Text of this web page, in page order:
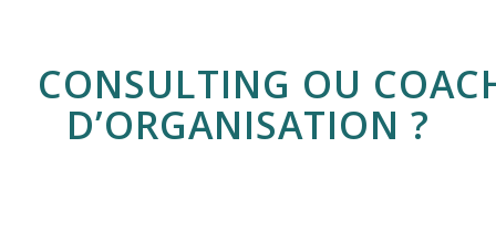
CONSULTING OU
D’ORGANISATION ?